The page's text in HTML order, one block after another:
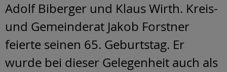
Adolf Biberger und Klaus Wirth. Kreis-
und Gemeinderat Jakob Forstner
feierte seinen 65. Geburtstag. Er
wurde bei dieser Gelegenheit auch als